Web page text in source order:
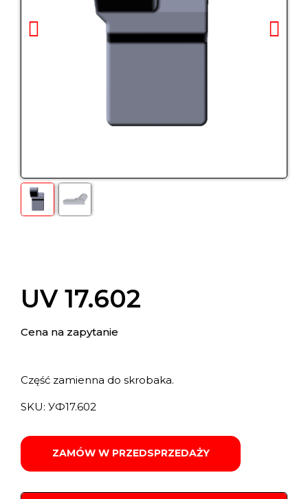
UV 17.602
Cena na zapytanie
Część zamienna do skrobaka.
SKU: УФ17.602
ZAMÓW W PRZEDSPRZEDAŻY